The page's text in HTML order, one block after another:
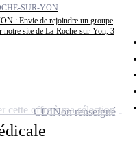
SUR-YON
: Envie de rejoindre un groupe
notre site de La-Roche-sur-Yon, 3
CDINon renseigné
cette offre à ma sélection